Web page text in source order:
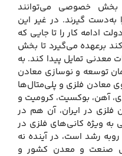
بخش خصوصی می‌توانند
به‌دست گیرند. در غیر این
ادامه کار را تا جایی که
برعهده می‌گیرد تا بخش
معدنی تمایل پیدا کند. به
توسعه و نوسازی معادن
معادن فلزی و پلی‌متال‌ها
آهن، بوکسیت، کرومیت و
در ایران، آن هم در
به ویژه کانی‌های فلزی در
رشد است، در آینده نه
صنعت و معدن کشور و